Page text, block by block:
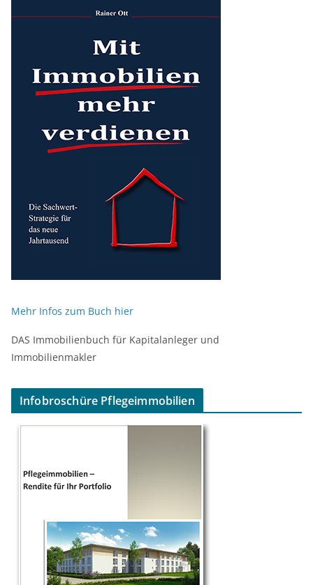
Mehr Infos zum Buch hier
DAS Immobilienbuch für Kapitalanleger und
Immobilienmakler
Infobroschüre Pflegeimmobilien